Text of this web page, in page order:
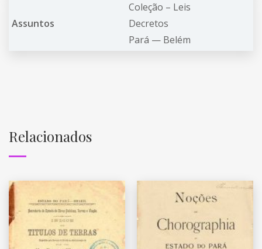
Assuntos
Coleção – Leis
Decretos
Pará — Belém
Relacionados